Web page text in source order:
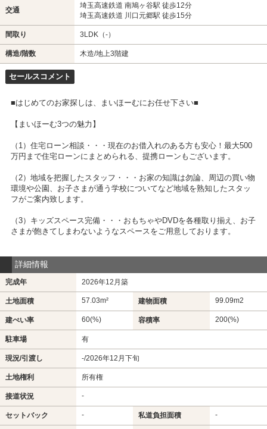
交通
埼玉高速鉄道 南鳩ヶ谷駅 徒歩12分
埼玉高速鉄道 川口元郷駅 徒歩15分
間取り 3LDK（-）
構造/階数 木造/地上3階建
セールスコメント
■はじめてのお家探しは、まいほーむにお任せ下さい■
【まいほーむ3つの魅力】
（1）住宅ローン相談・・・現在のお借入れのある方も安心！最大500
万円まで住宅ローンにまとめられる、提携ローンもございます。
（2）地域を把握したスタッフ・・・お家の知識は勿論、周辺の買い物
環境や公園、お子さまが通う学校についてなど地域を熟知したスタッ
フがご案内致します。
（3）キッズスペース完備・・・おもちゃやDVDを各種取り揃え、お子
さまが飽きてしまわないようなスペースをご用意しております。
詳細情報
完成年 2026年12月築
土地面積 57.03m² 建物面積 99.09m2
建ぺい率 60(%) 容積率 200(%)
駐車場 有
現況/引渡し -/2026年12月下旬
土地権利 所有権
接道状況 -
セットバック - 私道負担面積 -